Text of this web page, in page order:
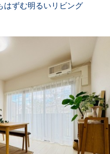
はずむ明るいリビング